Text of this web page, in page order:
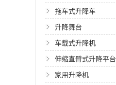
拖车式升降车
升降舞台
车载式升降机
伸缩直臂式升降平台
家用升降机